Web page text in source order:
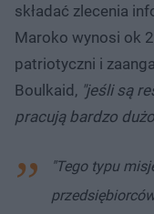
składać zlecenia
Maroko wynosi ok
patriotyczni i
Boulkaid, "jeśli są
pracują bardzo
"Tego typu